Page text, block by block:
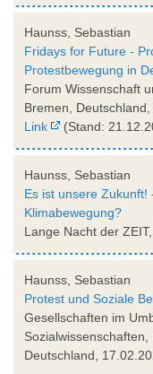
Haunss, Sebastian
Fridays for Future -
Protestbewegung in
Forum Wissenschaft
Bremen,
Link
(Stand:
Haunss, Sebastian
Es ist unsere Zukunft!
Klimabewegung?
Lange Nacht der
Haunss, Sebastian
Protest und Soziale
Gesellschaften im
Sozialwissenschaften,
Deutschland,